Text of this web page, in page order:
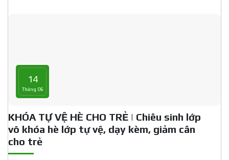
14
Tháng 06
KHÓA TỰ VỆ HÈ CHO TRẺ | Chiêu sinh lớp
võ khóa hè lớp tự vệ, dạy kèm, giảm cân
cho trẻ